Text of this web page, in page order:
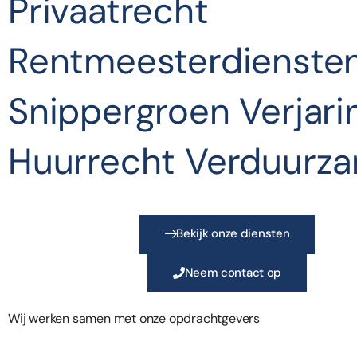
Privaatrecht
Snippergroen
Huurrecht
Bekijk onze diensten
Neem contact op
Wij werken samen met onze opdrachtgevers